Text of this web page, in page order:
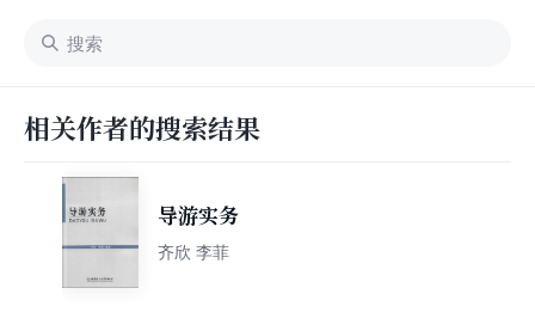
相关作者的搜索结果
导游实务
齐欣 李菲